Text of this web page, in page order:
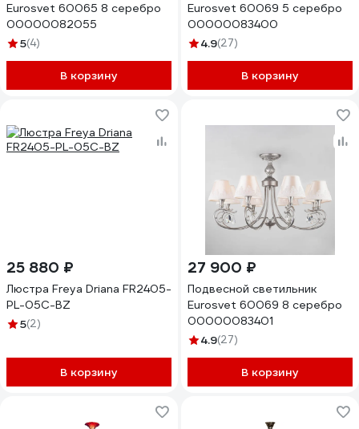
Eurosvet 60065 8 серебро
00000082055
5(4)
В корзину
Eurosvet 60069 5 серебро
00000083400
4.9(27)
В корзину
25 880 ₽
Люстра Freya Driana FR2405-
PL-05C-BZ
5(2)
В корзину
27 900 ₽
Подвесной светильник
Eurosvet 60069 8 серебро
00000083401
4.9(27)
В корзину